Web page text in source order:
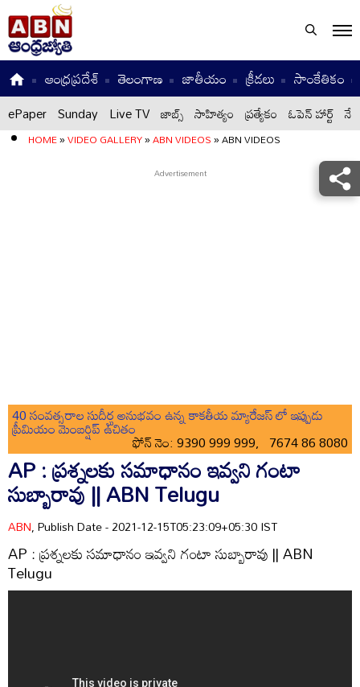
ఆంధ్రప్రదేశ్ తెలంగాణ జాతీయం క్రీడలు సాంకేతికం
ePaper Sunday Live TV జాబ్స్ సాహిత్యం ప్రత్యేకం ఓపెన్ హార్ట్
HOME»VIDEO GALLERY»ABN VIDEOS»ABN VIDEOS
40 సంవత్సరాల సుదీర్ఘ అనుభవం ఉన్న కాకతీయ మ్యారేజస్ లో ఇప్పుడు
ప్రీమియం మెంబర్షిప్ ఉచితం
ఫోన్ నెం: 9390 999 999, 7674 86 8080
AP : ప్రశ్నలకు సమాధానం ఇవ్వని గంటా
సుబ్బారావు || ABN Telugu
ABN, Publish Date - 2021-12-15T05:23:09+05:30 IST
AP : ప్రశ్నలకు సమాధానం ఇవ్వని గంటా సుబ్బారావు || ABN
Telugu